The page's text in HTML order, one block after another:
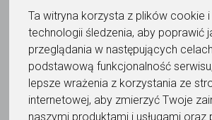
Ta witryna korzysta z plików cookie i
technologii śledzenia, aby poprawić
przeglądania w następujących
podstawową funkcjonalność serwisu
lepsze wrażenia z korzystania ze
internetowej, aby zmierzyć Twoje
naszymi produktami i usługami
Do ulubionych
Oznacz wystąpienie kontaktu